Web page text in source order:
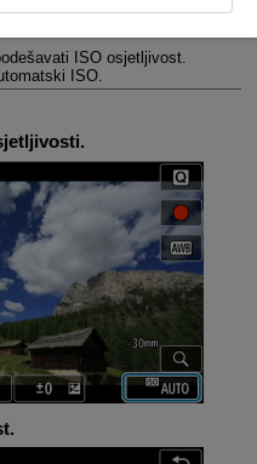
ISO osjetljivost.
ISO.